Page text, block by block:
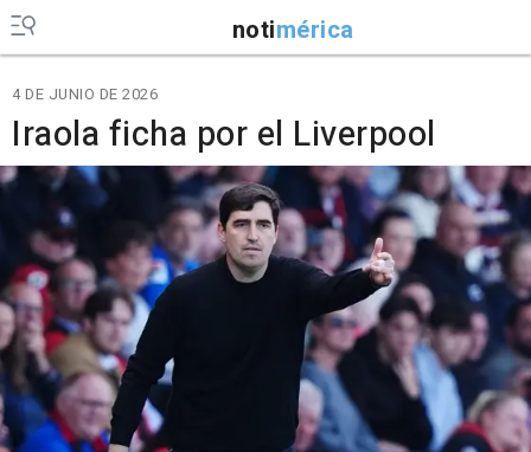
notimérica
4 DE JUNIO DE 2026
Iraola ficha por el Liverpool